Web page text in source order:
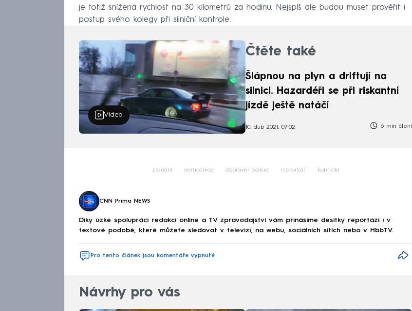
je totiž snížená rychlost na 30 kilometrů za hodinu. Nejspíš ale budou muset prověřit i
postup svého kolegy při silniční kontrole.
Video
Čtěte také
Šlápnou na plyn a driftují na
silnici. Hazardéři se při riskantní
jízdě ještě natáčí
10. dub 2021, 07:02 6 min čtení
zranění nemocnice dopravní policie motorkář kontrola
CNN Prima NEWS
Díky úzké spolupráci redakcí online a TV zpravodajství vám přinášíme desítky reportáží i v
textové podobě, které můžete sledovat v televizi, na webu, sociálních sítích nebo v HbbTV.
Pro tento článek jsou komentáře vypnuté
Návrhy pro vás